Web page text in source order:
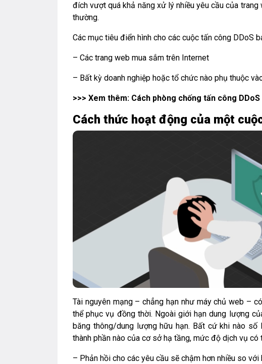
đích vượt quá khả năng xử lý nhiều yêu cầu của
thường.
Các mục tiêu điển hình cho các cuộc tấn công DDoS
– Các trang web mua sắm trên Internet
– Bất kỳ doanh nghiệp hoặc tổ chức nào phụ thuộc
>>> Xem thêm: Cách phòng chống tấn công
Cách thức hoạt động của một
Tài nguyên mạng – chẳng hạn như máy chủ web –
thể phục vụ đồng thời. Ngoài giới hạn dung lượng
băng thông/dung lượng hữu hạn. Bất cứ khi nào
thành phần nào của cơ sở hạ tầng, mức độ dịch vụ
– Phản hồi cho các yêu cầu sẽ chậm hơn nhiều so với